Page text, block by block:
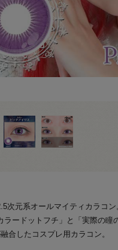
次元系オールマイティカラコン
ラードットフチ」と「実際の瞳
合したコスプレ用カラコン。